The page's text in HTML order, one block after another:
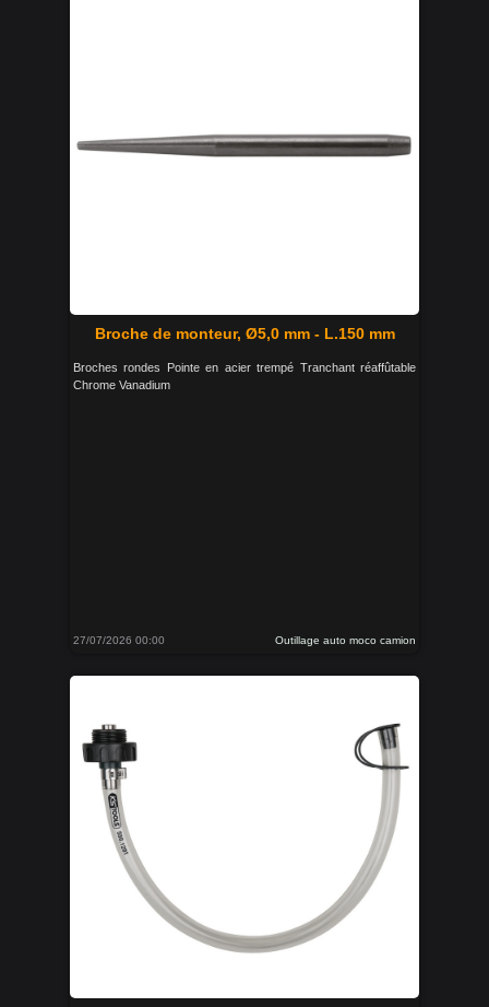
Broche de monteur, Ø5,0 mm - L.150 mm
Broches rondes Pointe en acier trempé Tranchant réaffûtable
Chrome Vanadium
27/07/2026 00:00 Outillage auto moco camion